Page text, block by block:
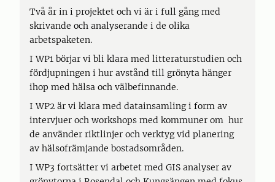
Två år in i projektet och vi är i full gång med
skrivande och analyserande i de olika
arbetspaketen.
I WP1 börjar vi bli klara med litteraturstudien och
fördjupningen i hur avstånd till grönyta hänger
ihop med hälsa och välbefinnande.
I WP2 är vi klara med datainsamling i form av
intervjuer och workshops med kommuner om hur
de använder riktlinjer och verktyg vid planering
av hälsofrämjande bostadsområden.
I WP3 fortsätter vi arbetet med GIS analyser av